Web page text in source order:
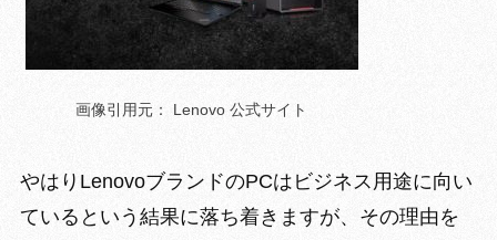
画像引用元： Lenovo 公式サイト
やはりLenovoブランドのPCはビジネス用途に向い
ているという結果に落ち着きますが、その理由を